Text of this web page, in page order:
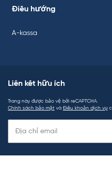
Điều hướng
A-kassa
Liên kết hữu ích
Trang này được bảo vệ bởi reCAPTCHA.
Chính sách bảo mật và Điều khoản dịch vụ
kết